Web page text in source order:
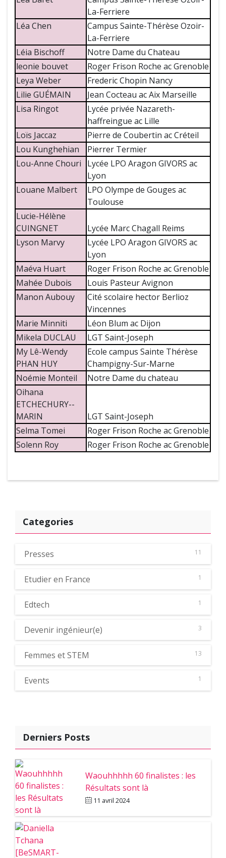
La-Ferriere
Léa Chen
Campus Sainte-Thérèse Ozoir-
La-Ferriere
Léia Bischoff
Notre Dame du Chateau
leonie bouvet
Roger Frison Roche ac Grenoble
Leya Weber
Frederic Chopin Nancy
Lilie GUÉMAIN
Jean Cocteau ac Aix Marseille
Lisa Ringot
Lycée privée Nazareth-
haffreingue ac Lille
Loïs Jaccaz
Pierre de Coubertin ac Créteil
Lou Kunghehian
Pierrer Termier
Lou-Anne Chouri
Lycée LPO Aragon GIVORS ac
Lyon
Louane Malbert
LPO Olympe de Gouges ac
Toulouse
Lucie-Hélène
CUINGNET
Lycée Marc Chagall Reims
Lyson Marvy
Lycée LPO Aragon GIVORS ac
Lyon
Maéva Huart
Roger Frison Roche ac Grenoble
Mahée Dubois
Louis Pasteur Avignon
Manon Aubouy
Cité scolaire hector Berlioz
Vincennes
Marie Minniti
Léon Blum ac Dijon
Mikela DUCLAU
LGT Saint-Joseph
My Lê-Wendy
PHAN HUY
Ecole campus Sainte Thérèse
Champigny-Sur-Marne
Noémie Monteil
Notre Dame du chateau
Oihana
ETCHECHURY--
MARIN
LGT Saint-Joseph
Selma Tomei
Roger Frison Roche ac Grenoble
Solenn Roy
Roger Frison Roche ac Grenoble
Categories
Presses 11
Etudier en France 1
Edtech 1
Devenir ingénieur(e) 3
Femmes et STEM 13
Events 1
Derniers Posts
Waouhhhhh 60 finalistes : les
Résultats sont là
11 avril 2024